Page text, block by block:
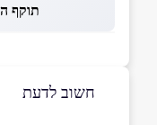
תוקף
חשוב לדעת